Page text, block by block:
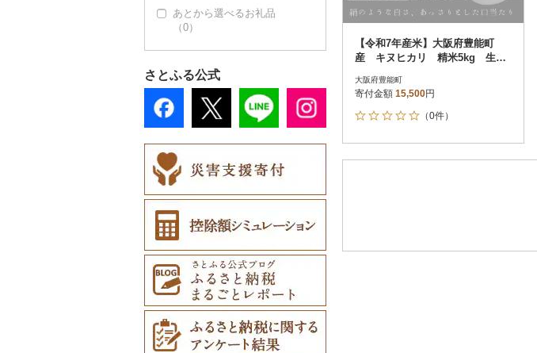
あとから選べるお礼品
（0）
さとふる公式
【令和7年産米】大阪府豊能町
産 キヌヒカリ 精米5kg 生産
大阪府豊能町
寄付金額 15,500円
（0件）